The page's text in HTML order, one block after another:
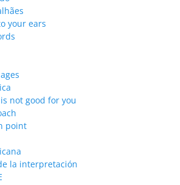
your ears
not good for you
point
la interpretación